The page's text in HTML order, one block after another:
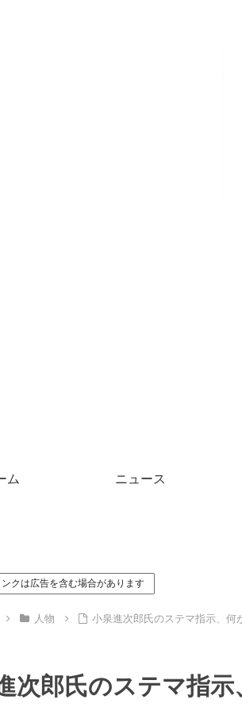
ム ニュース
クは広告を含む場合があります
人物 小泉進次郎氏のステマ指示、何
次郎氏のステマ指